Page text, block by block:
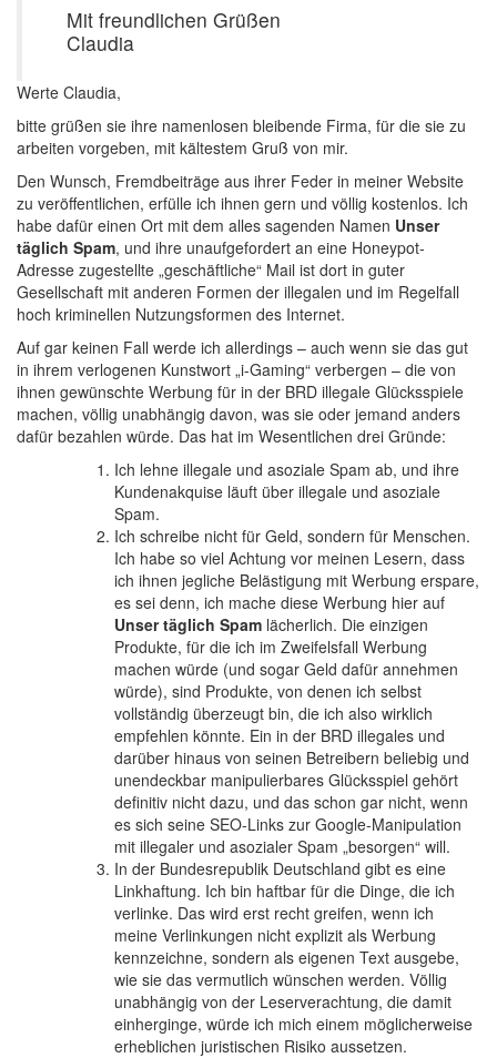
Mit freundlichen Grüßen
Claudia
Werte Claudia,
bitte grüßen sie ihre namenlosen bleibende Firma, für die sie zu
arbeiten vorgeben, mit kältestem Gruß von mir.
Den Wunsch, Fremdbeiträge aus ihrer Feder in meiner Website
zu veröffentlichen, erfülle ich ihnen gern und völlig kostenlos. Ich
habe dafür einen Ort mit dem alles sagenden Namen Unser
täglich Spam, und ihre unaufgefordert an eine Honeypot-
Adresse zugestellte „geschäftliche“ Mail ist dort in guter
Gesellschaft mit anderen Formen der illegalen und im Regelfall
hoch kriminellen Nutzungsformen des Internet.
Auf gar keinen Fall werde ich allerdings – auch wenn sie das gut
in ihrem verlogenen Kunstwort „i-Gaming“ verbergen – die von
ihnen gewünschte Werbung für in der BRD illegale Glücksspiele
machen, völlig unabhängig davon, was sie oder jemand anders
dafür bezahlen würde. Das hat im Wesentlichen drei Gründe:
Ich lehne illegale und asoziale Spam ab, und ihre
Kundenakquise läuft über illegale und asoziale
Spam.
Ich schreibe nicht für Geld, sondern für Menschen.
Ich habe so viel Achtung vor meinen Lesern, dass
ich ihnen jegliche Belästigung mit Werbung erspare,
es sei denn, ich mache diese Werbung hier auf
Unser täglich Spam lächerlich. Die einzigen
Produkte, für die ich im Zweifelsfall Werbung
machen würde (und sogar Geld dafür annehmen
würde), sind Produkte, von denen ich selbst
vollständig überzeugt bin, die ich also wirklich
empfehlen könnte. Ein in der BRD illegales und
darüber hinaus von seinen Betreibern beliebig und
unendeckbar manipulierbares Glücksspiel gehört
definitiv nicht dazu, und das schon gar nicht, wenn
es sich seine SEO-Links zur Google-Manipulation
mit illegaler und asozialer Spam „besorgen“ will.
In der Bundesrepublik Deutschland gibt es eine
Linkhaftung. Ich bin haftbar für die Dinge, die ich
verlinke. Das wird erst recht greifen, wenn ich
meine Verlinkungen nicht explizit als Werbung
kennzeichne, sondern als eigenen Text ausgebe,
wie sie das vermutlich wünschen werden. Völlig
unabhängig von der Leserverachtung, die damit
einherginge, würde ich mich einem möglicherweise
erheblichen juristischen Risiko aussetzen.